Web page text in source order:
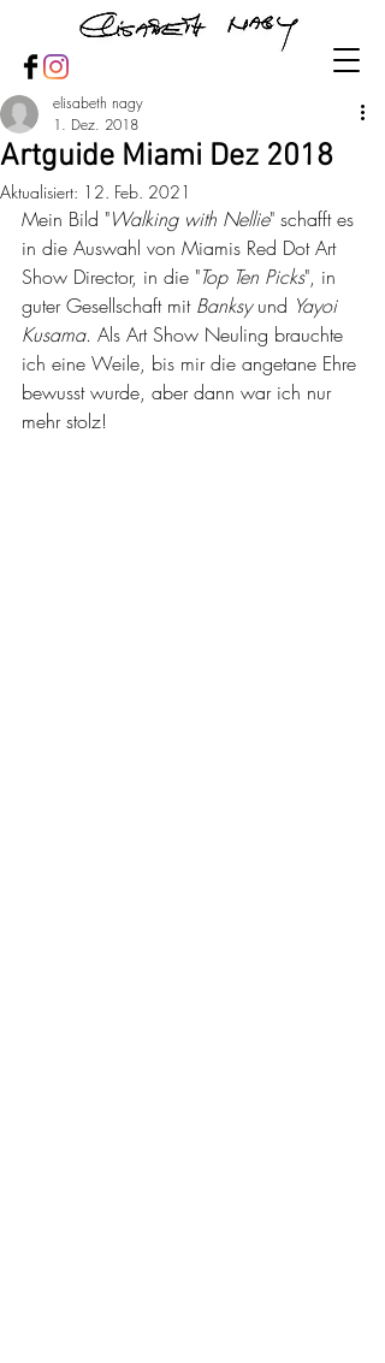
Artguide Miami Dez 2018
elisabeth nagy
1. Dez. 2018
Aktualisiert: 12. Feb. 2021
Mein Bild "Walking with Nellie" schafft es
in die Auswahl von Miamis Red Dot Art
Show Director, in die "Top Ten Picks", in
guter Gesellschaft mit Banksy und Yayoi
Kusama. Als Art Show Neuling brauchte
ich eine Weile, bis mir die angetane Ehre
bewusst wurde, aber dann war ich nur
mehr stolz!